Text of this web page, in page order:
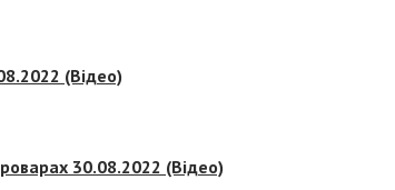
(Відео)
30.08.2022 (Відео)